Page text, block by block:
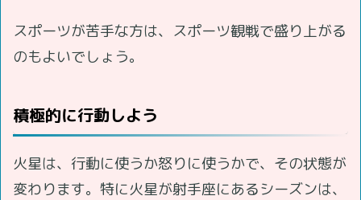
スポーツが苦手な方は、スポーツ観戦で盛り上がる
のもよいでしょう。
積極的に行動しよう
火星は、行動に使うか怒りに使うかで、その状態が
変わります。特に火星が射手座にあるシーズンは、